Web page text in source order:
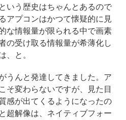
いう歴史はちゃんとあるので
アプコンはかつて懐疑的に見
な情報量が限られる中で画素
の受け取る情報量が希薄化し
、と。
うんと発達してきました。ア
そ変わらないですが、見た目
感が出てくるようになったの
超解像は、ネイティブフォー